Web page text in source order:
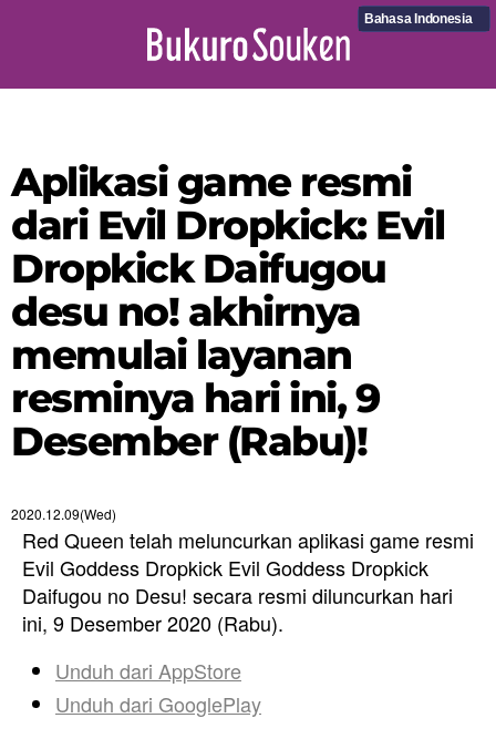
Bahasa Indonesia
Aplikasi game resmi
dari Evil Dropkick: Evil
Dropkick Daifugou
desu no! akhirnya
memulai layanan
resminya hari ini, 9
Desember (Rabu)!
2020.12.09(Wed)
Red Queen telah meluncurkan aplikasi game resmi
Evil Goddess Dropkick Evil Goddess Dropkick
Daifugou no Desu! secara resmi diluncurkan hari
ini, 9 Desember 2020 (Rabu).
Unduh dari AppStore
Unduh dari GooglePlay